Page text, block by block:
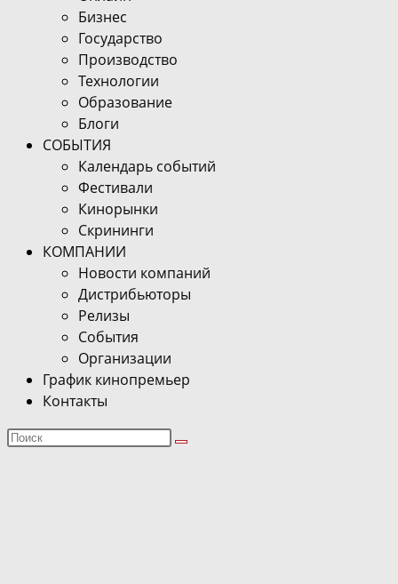
Бизнес
Государство
Производство
Технологии
Образование
Блоги
СОБЫТИЯ
Календарь событий
Фестивали
Кинорынки
Скрининги
КОМПАНИИ
Новости компаний
Дистрибьюторы
Релизы
События
Организации
График кинопремьер
Контакты
Поиск